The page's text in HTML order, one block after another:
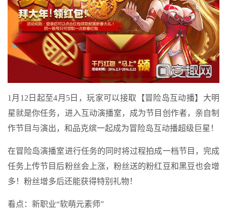
1月12日起至4月5日，玩家可以接取【冒险岛互动播】大明
星就是你任务，进入互动演播室，成为节目创作者，亲自制
作节目与演出，和品克缤一起成为冒险岛互动播超级巨星！
在冒险岛演播室进行任务的同时将过程拍成一档节目，完成
任务上传节目后粉丝会上涨，粉丝送的粉红豆和黑豆也会增
多！粉丝增多后还能获得特别礼物！
看点：新职业“软萌元素师”